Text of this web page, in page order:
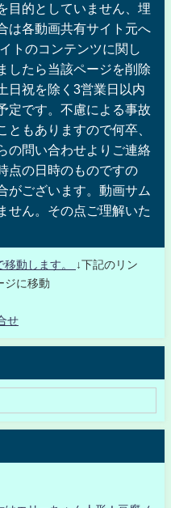
目的としていません、埋
は各動画共有サイト元へ
トのコンテンツに関し
したら当該ページを削除
日祝を除く3営業日以内
定です。不慮による事故
ともありますので何卒、
の問い合わせよりご連絡
点の日時のものですの
がございます。動画サム
せん。その点ご理解いた
移動します。
↓下記のリン
ジに移動
せ